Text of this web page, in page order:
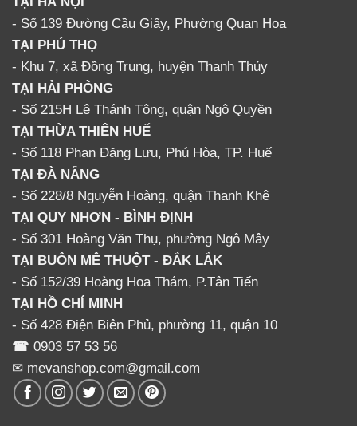
- Số 139 Đường Cầu Giấy, Phường Quan Hoa
TẠI PHÚ THỌ
- Khu 7, xã Đồng Trung, huyện Thanh Thủy
TẠI HẢI PHÒNG
- Số 215H Lê Thánh Tông, quận Ngô Quyền
TẠI THỪA THIÊN HUẾ
- Số 118 Phan Đăng Lưu, Phú Hòa, TP. Huế
TẠI ĐÀ NẴNG
- Số 228/8 Nguyễn Hoàng, quận Thanh Khê
TẠI QUY NHƠN - BÌNH ĐỊNH
- Số 301 Hoàng Văn Thụ, phường Ngô Mây
TẠI BUÔN MÊ THUỘT - ĐẮK LẮK
- Số 152/39 Hoàng Hoa Thám, P.Tân Tiến
TẠI HỒ CHÍ MINH
- Số 428 Điện Biên Phủ, phường 11, quận 10
☎ 0903 57 53 56
✉ mevanshop.com@gmail.com